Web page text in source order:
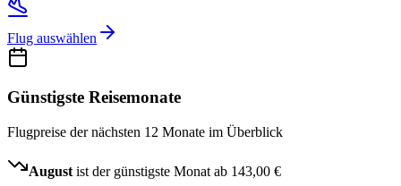
Flug auswählen
Günstigste Reisemonate
Flugpreise der nächsten 12 Monate im Überblick
August ist der günstigste Monat ab 143,00 €